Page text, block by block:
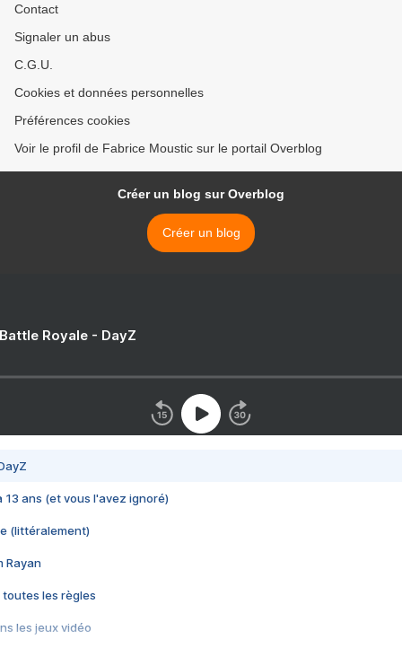
Contact
Signaler un abus
C.G.U.
Cookies et données personnelles
Préférences cookies
Voir le profil de Fabrice Moustic sur le portail Overblog
Créer un blog sur Overblog
Créer un blog
Royale - DayZ
13 ans (et vous l'avez ignoré)
(littéralement)
Rayan
toutes les règles
les jeux vidéo